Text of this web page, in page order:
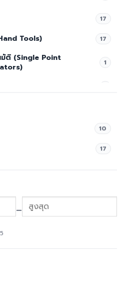
17
Tools) 17
มัติ (Single Point
1
1
1
าพเครื่องจักร (Condition
1
พาน (Belt Frequency
10
17
–
was:
฿76,000.00.
Current
เพิ่มสินค้าลงตะกร้า
LGHP2/5
SKF LGHP 2/5 - จารบี ทน
ความร้อนสูง (high